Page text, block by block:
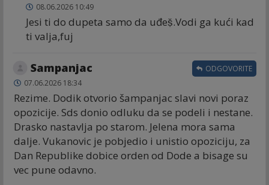
08.06.2026 10:49
Jesi ti do dupeta samo da uđeṣ̌.Vodi ga kući kad
ti valja,fuj
Sampanjac
07.06.2026 18:34
Rezime. Dodik otvorio šampanjac slavi novi poraz
opozicije. Sds donio odluku da se podeli i nestane.
Drasko nastavlja po starom. Jelena mora sama
dalje. Vukanovic je pobjedio i unistio opoziciju, za
Dan Republike dobice orden od Dode a bisage su
vec pune odavno.
ODGOVORITE